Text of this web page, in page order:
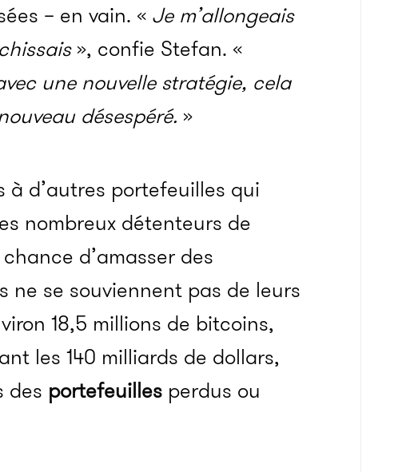
– en vain. « Je m’allongeais
», confie Stefan. «
une nouvelle stratégie, cela
désespéré. »
à d’autres portefeuilles qui
nombreux détenteurs de
d’amasser des
ne se souviennent pas de leurs
18,5 millions de bitcoins,
les 140 milliards de dollars,
des portefeuilles perdus ou